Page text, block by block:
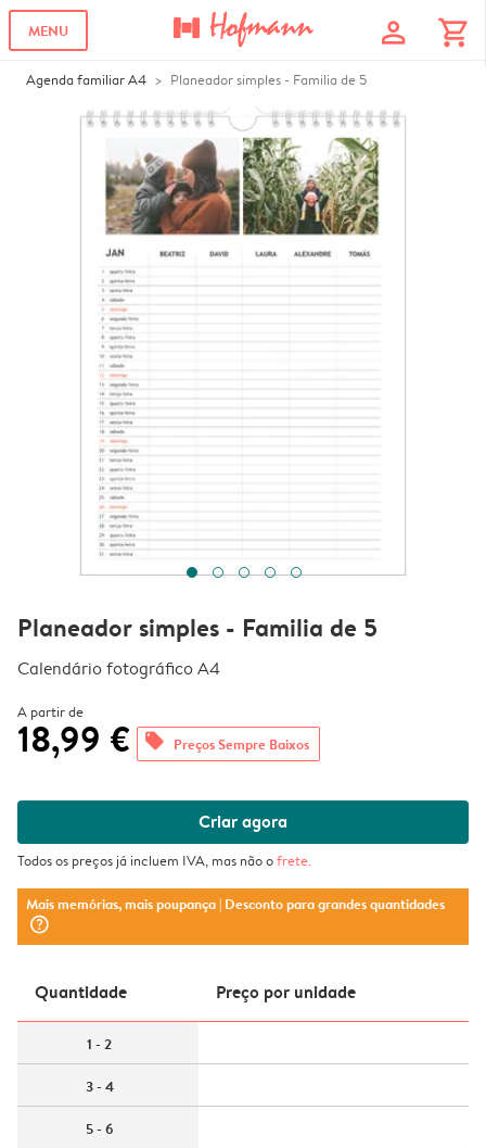
MENU profile shopping_cart
Agenda familiar A4 Planeador simples - Familia de 5
Planeador simples - Familia de 5
Calendário fotográfico A4
A partir de
18,99 € offers Preços Sempre Baixos
Criar agora
Todos os preços já incluem IVA, mas não ofrete.
Mais memórias, mais poupança| Desconto para grandes quantidades
question_mark_circle
Quantidade Preço por unidade
1 - 2
3 - 4
5 - 6